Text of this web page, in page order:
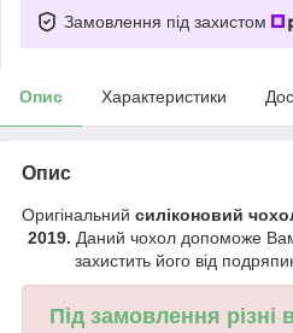
Замовлення під захистом
Опис Характеристики
Опис
Оригінальний силіконовий
2019. Даний чохол допоможе
захистить його від
Під замовлення різні